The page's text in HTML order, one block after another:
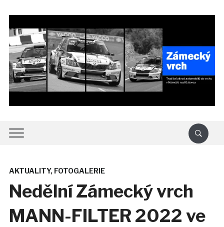
AKTUALITY, FOTOGALERIE
Nedělní Zámecký vrch
MANN-FILTER 2022 ve